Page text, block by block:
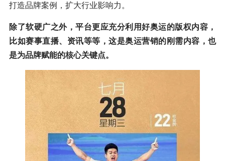
打造品牌案例，扩大行业影响力。
除了软硬广之外，平台更应充分利用好奥运的版权内容，
比如赛事直播、资讯等等，这是奥运营销的刚需内容，也
是为品牌赋能的核心关键点。